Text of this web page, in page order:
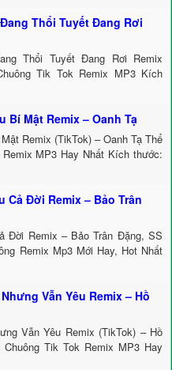
Thổi Tuyết Đang Rơi
Thổi Tuyết Đang Rơi Remix
Tik Tok Remix MP3 Kích
Bí Mật Remix – Oanh Tạ
Remix (TikTok) – Oanh Tạ Thể
MP3 Hay Nhất Kích thước:
Cả Đời Remix – Bảo Trân
Đời Remix – Bảo Trân Đặng, SS
Remix Mp3 Mới Hay, Hot Nhất
Vẫn Yêu Remix – Hồ
Vẫn Yêu Remix (TikTok) – Hồ
Tik Tok Remix MP3 Hay